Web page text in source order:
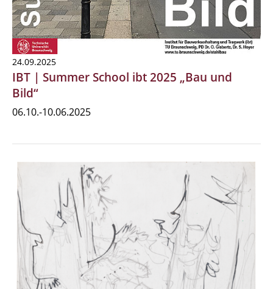
24.09.2025
IBT | Summer School ibt 2025 „Bau und
Bild“
06.10.-10.06.2025